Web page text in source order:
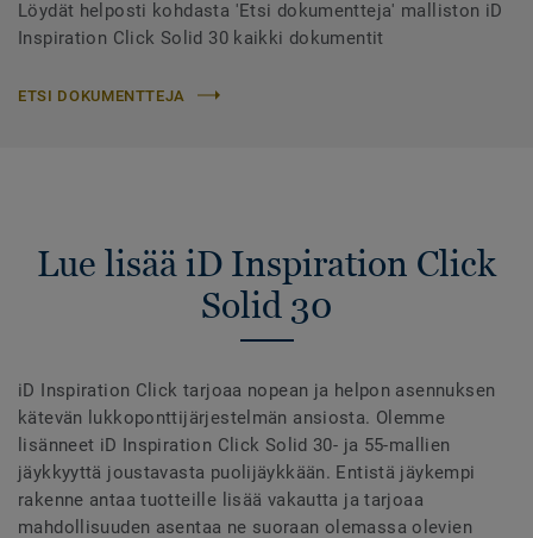
Löydät helposti kohdasta 'Etsi dokumentteja' malliston iD
Inspiration Click Solid 30 kaikki dokumentit
ETSI DOKUMENTTEJA
Lue lisää iD Inspiration Click
Solid 30
iD Inspiration Click tarjoaa nopean ja helpon asennuksen
kätevän lukkoponttijärjestelmän ansiosta. Olemme
lisänneet iD Inspiration Click Solid 30- ja 55-mallien
jäykkyyttä joustavasta puolijäykkään. Entistä jäykempi
rakenne antaa tuotteille lisää vakautta ja tarjoaa
mahdollisuuden asentaa ne suoraan olemassa olevien